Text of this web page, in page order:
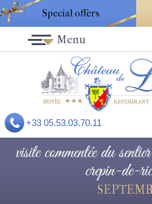
Special offers
+33 05.53.03.70.11
Menu
visite commentée du
crepin-de-